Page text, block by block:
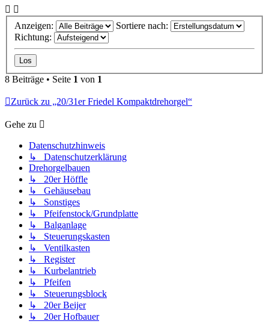
Anzeigen:
Sortiere nach:
Richtung:
8 Beiträge • Seite 1 von 1
Zurück zu „20/31er Friedel Kompaktdrehorgel“
Gehe zu
Datenschutzhinweis
↳ Datenschutzerklärung
Drehorgelbauen
↳ 20er Höffle
↳ Gehäusebau
↳ Sonstiges
↳ Pfeifenstock/Grundplatte
↳ Balganlage
↳ Steuerungskasten
↳ Ventilkasten
↳ Register
↳ Kurbelantrieb
↳ Pfeifen
↳ Steuerungsblock
↳ 20er Beijer
↳ 20er Hofbauer